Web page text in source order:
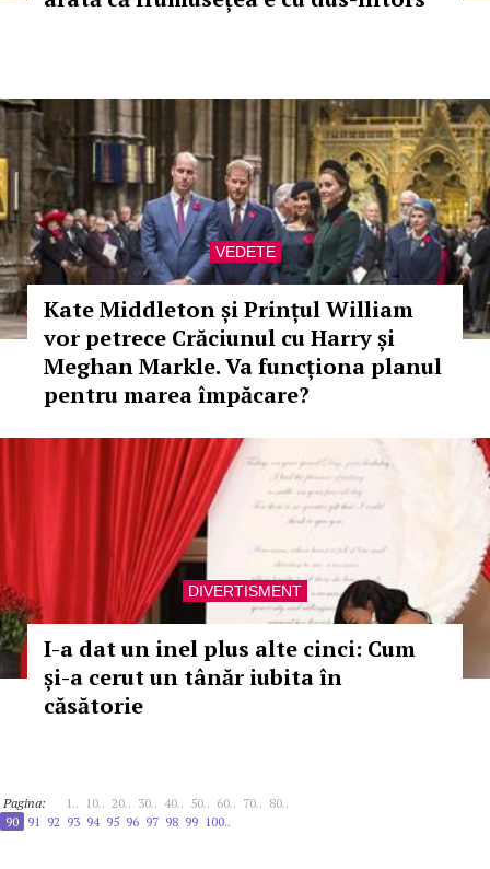
VEDETE
Kate Middleton și Prințul William
vor petrece Crăciunul cu Harry și
Meghan Markle. Va funcționa planul
pentru marea împăcare?
DIVERTISMENT
I-a dat un inel plus alte cinci: Cum
și-a cerut un tânăr iubita în
căsătorie
Pagina: 1.. 10.. 20.. 30.. 40.. 50.. 60.. 70.. 80..
90 91 92 93 94 95 96 97 98 99 100..